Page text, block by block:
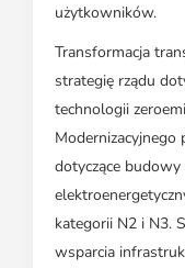
użytkowników.
Transformacja
strategię rządu
technologii
Modernizacyjnego
dotyczące
kategorii N2 i N3.
wsparcia